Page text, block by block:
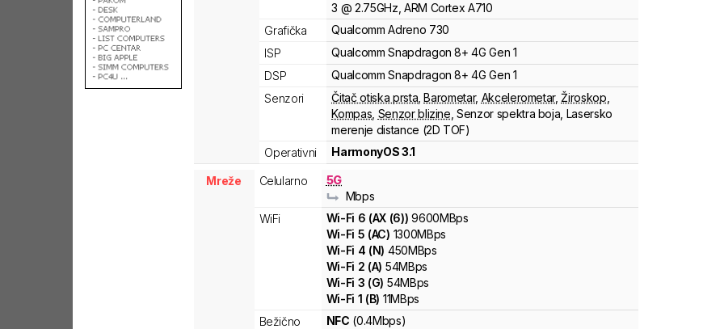
3 @ 2.75GHz, ARM Cortex A710
Grafička
Qualcomm Adreno 730
ISP
Qualcomm Snapdragon 8+ 4G Gen 1
DSP
Qualcomm Snapdragon 8+ 4G Gen 1
Senzori
Čitač otiska prsta ,Barometar, Akcelerometar,Žiroskop
Kompas Senzor blizine ,Senzor spektra boja Lasersko
merenje distance (2D TOF)
Operativni
HarmonyOS 3.1
Mreže Celularno
5G
Mbps
WiFi
Wi-Fi 6 (AX (6)) 9600MBps
Wi-Fi 5 (AC) 1300MBps
Wi-Fi 4 (N) 450MBps
Wi-Fi 2 (A) 54MBps
Wi-Fi 3 (G) 54MBps
Wi-Fi 1 (B) 11MBps
Bežično
NFC (0.4Mbps)